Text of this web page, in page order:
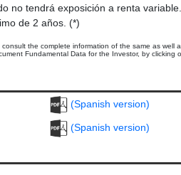
no tendrá exposición a renta
de 2 años. (*)
the complete information of the same as well
Fundamental Data for the Investor, by clicking
(Spanish version)
(Spanish version)